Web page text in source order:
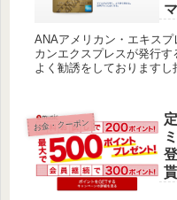
ANAアメリカン・エキス
カンエクスプレスが発行
よく勧誘をしておりますし
お金・クーポン